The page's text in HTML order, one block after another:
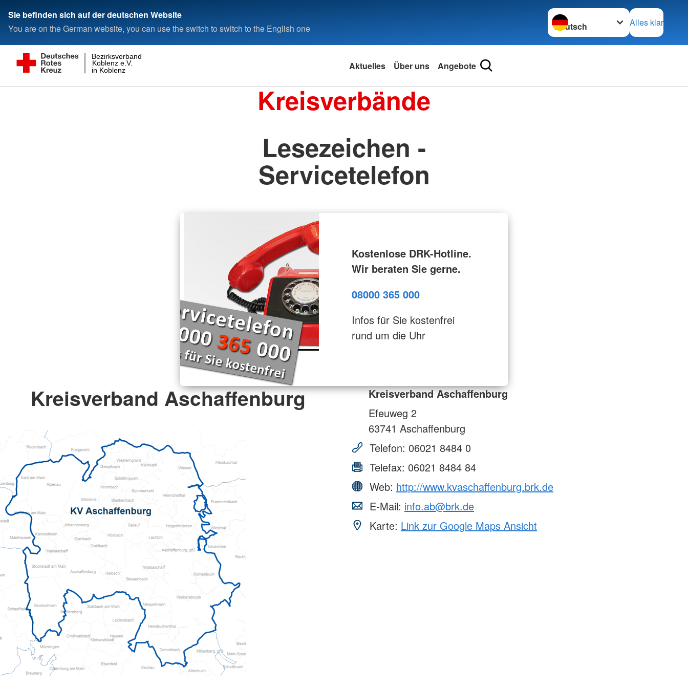
Sie befinden sich auf der deutschen Website
You are on the German website, you can use the switch to switch to the English one
Sprache wechseln zu
Alles klar
in Koblenz
Koblenz e.V.
Bezirksverband
Aktuelles Über uns Angebote
Kreisverbände
Lesezeichen -
Servicetelefon
Kostenlose DRK-Hotline.
Wir beraten Sie gerne.
08000 365 000
Infos für Sie kostenfrei
rund um die Uhr
Kreisverband Aschaffenburg
Kreisverband Aschaffenburg
Efeuweg 2
63741 Aschaffenburg
Telefon: 06021 8484 0
Telefax: 06021 8484 84
Web: http://www.kvaschaffenburg.brk.de
E-Mail: info.ab@brk.de
Karte: Link zur Google Maps Ansicht